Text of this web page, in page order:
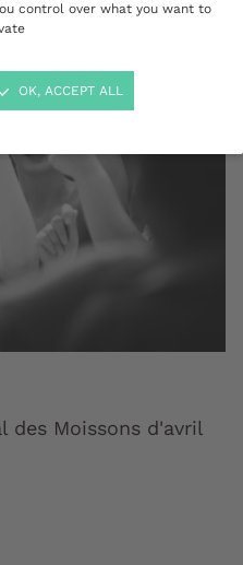
control over what you want to
OK, ACCEPT ALL
des Moissons d'avril